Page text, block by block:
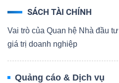
SÁCH TÀI CHÍNH
Vai trò của Quan hệ Nhà đầu
giá trị doanh nghiệp
Quảng cáo & Dịch vụ